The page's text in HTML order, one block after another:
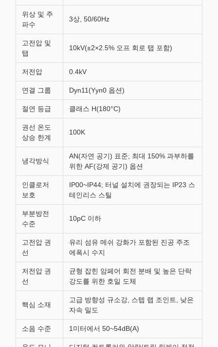
위상 및 주
파수
3상, 50/60Hz
고전압 및
탭
10kV(±2×2.5% 오프 회로 탭 포함)
저전압 0.4kV
연결 그룹 Dyn11(Yyn0 옵션)
절연 등급 클래스 H(180°C)
권선 온도
상승 한계
100K
냉각방식
AN(자연 공기) 표준; 최대 150% 과부하를
위한 AF(강제 공기) 옵션
인클로저
보호
IP00~IP44; 터널 설치에 권장되는 IP23 스
테인리스 스틸
부분방전
수준
10pC 이하
고전압 권
선
유리 섬유 메쉬 강화가 포함된 진공 주조
에폭시 수지
저전압 권
선
균형 잡힌 암페어 회전 분배 및 높은 단락
강도를 위한 호일 도체
핵심 소재
고급 방향성 규소강, 스텝 랩 조인트, 낮은
자속 밀도
소음 수준 1미터에서 50~54dB(A)